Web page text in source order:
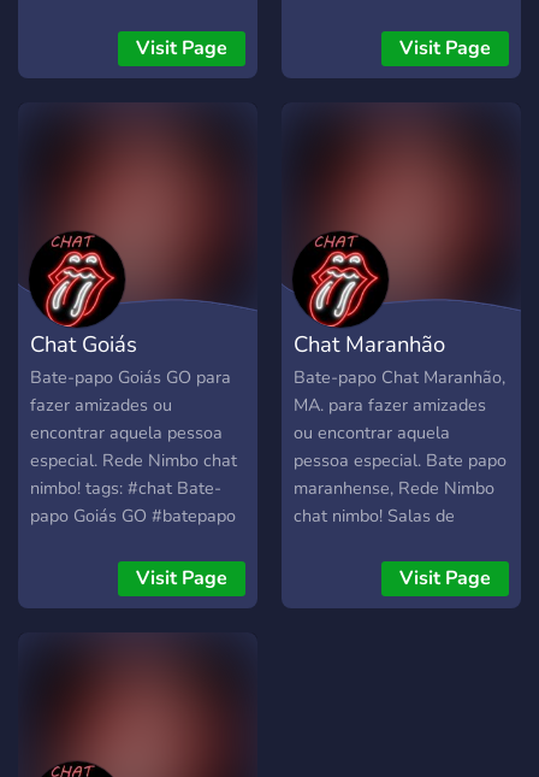
ES #chat Espirito Santo
#amizade estado do
Espirito Santo #namoro
#chat , #batepapo
Visit Page
Paraense #amizade estado
do Pará, #namoro
Pará#salas de batepapo
Visit Page
Chat Goiás
Bate-papo Goiás GO para
fazer amizades ou
encontrar aquela pessoa
especial. Rede Nimbo chat
nimbo! tags: #chat Bate-
papo Goiás GO #batepapo
Bate-papo Goiás GO
#bate-papo Goiás GO
#chat Goiás GO bate-papo
GO #melhor bate papo de
Visit Page
Chat Maranhão
Bate-papo Chat Maranhão,
MA. para fazer amizades
ou encontrar aquela
pessoa especial. Bate papo
maranhense, Rede Nimbo
chat nimbo! Salas de
ilimitadas! Venha conferir o
melhor chat do Brasil. tags:
Visit Page